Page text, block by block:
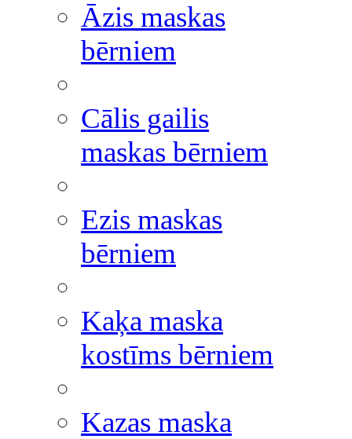
Āzis maskas
bērniem
Cālis gailis
maskas bērniem
Ezis maskas
bērniem
Kaķa maska
kostīms bērniem
Kazas maska